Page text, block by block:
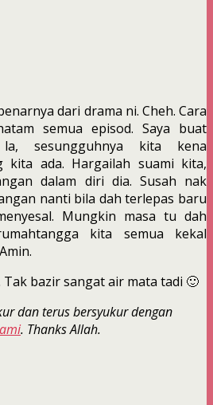
dari drama ni. Cheh. Cara
semua episod. Saya buat
sesungguhnya kita kena
kita ada. Hargailah suami kita,
dalam diri dia. Susah nak
nanti bila dah terlepas baru
Mungkin masa tu dah
kita semua kekal
bazir sangat air mata tadi 🙂
dan terus bersyukur dengan
. Thanks Allah.